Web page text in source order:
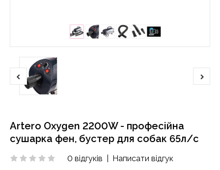
Artero Oxygen 2200W - професійна
сушарка фен, бустер для собак 65л/с
0 відгуків Написати відгук